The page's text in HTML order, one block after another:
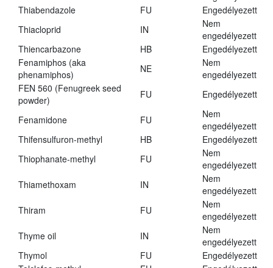
Thiabendazole
FU
Engedélyezett
Thiacloprid
IN
Nem
engedélyezett
Thiencarbazone
HB
Engedélyezett
Fenamiphos (aka
phenamiphos)
NE
Nem
engedélyezett
FEN 560 (Fenugreek seed
powder)
FU Engedélyezett
Fenamidone FU
Nem
engedélyezett
Thifensulfuron-methyl
HB
Engedélyezett
Thiophanate-methyl
FU
Nem
engedélyezett
Thiamethoxam
IN
Nem
engedélyezett
Thiram
FU
Nem
engedélyezett
Thyme oil
IN
Nem
engedélyezett
Thymol
FU
Engedélyezett